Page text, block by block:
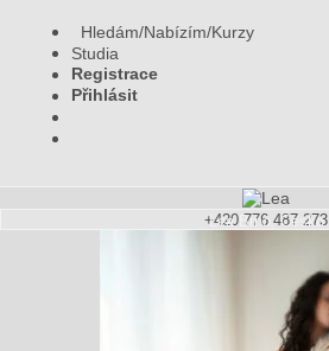
Hledám/Nabízím/Kurzy
Studia
Registrace
Přihlásit
Lea Brno, Česko
+420 776 487 273